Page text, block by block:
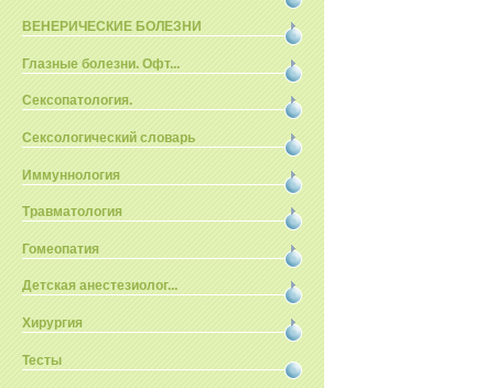
ВЕНЕРИЧЕСКИЕ БОЛЕЗНИ
Глазные болезни. Офт...
Сексопатология.
Сексологический словарь
Иммуннология
Травматология
Гомеопатия
Детская анестезиолог...
Хирургия
Тесты